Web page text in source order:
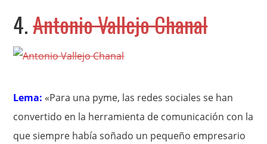
4.Antonio Vallejo Chanal
Lema: «Para una pyme, las redes sociales se han
convertido en la herramienta de comunicación con la
que siempre había soñado un pequeño empresario